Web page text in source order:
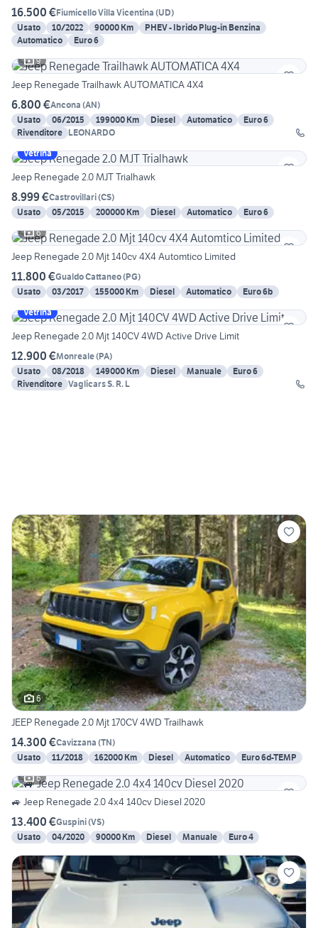
16.500 €Fiumicello Villa Vicentina (UD)
Usato
10/2022 90000 Km
PHEV - Ibrido Plug-in Benzina
Automatico
Euro 6
9
Jeep Renegade Trailhawk AUTOMATICA 4X4
6.800 €Ancona (AN)
Usato
06/2015 199000 Km Diesel Automatico
Euro 6
Rivenditore LEONARDO
Vetrina
Jeep Renegade 2.0 MJT Trialhawk
8.999 €Castrovillari(CS)
Usato
05/2015 200000 Km Diesel Automatico
Euro 6
6
Jeep Renegade 2.0 Mjt 140cv 4X4 Automtico Limited
11.800 €Gualdo Cattaneo(PG)
Usato
03/2017 155000 Km Diesel Automatico
Euro 6b
Vetrina
Jeep Renegade 2.0 Mjt 140CV 4WD Active Drive Limit
12.900 €Monreale(PA)
Usato
08/2018 149000 Km Diesel Manuale
Euro 6
Rivenditore Vaglicars S. R. L
6
JEEP Renegade 2.0 Mjt 170CV 4WD Trailhawk
14.300 €Cavizzana (TN)
Usato
11/2018 162000 Km Diesel Automatico
Euro 6d-TEMP
6
🚙 Jeep Renegade 2.0 4x4 140cv Diesel 2020
13.400 €Guspini(VS)
Usato
04/2020 90000 Km Diesel Manuale Euro 4